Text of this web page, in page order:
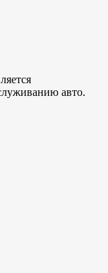
авто.